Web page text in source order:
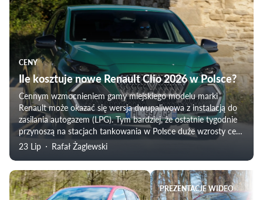
CENY
Ile kosztuje nowe Renault Clio 2026 w Polsce?
Cennym wzmocnieniem gamy miejskiego modelu marki
Renault może okazać się wersja dwupaliwowa z instalacją do
zasilania autogazem (LPG). Tym bardziej, że ostatnie tygodnie
przynoszą na stacjach tankowania w Polsce duże wzrosty cen
benzyny 95-oktanowej oraz diesla.
23 Lip Rafał Żaglewski
PREZENTACJE WIDEO